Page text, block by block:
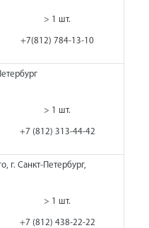
> 1 шт.
+7(812) 784-13-10
> 1 шт.
+7 (812) 313-44-42
г. Санкт-Петербург,
> 1 шт.
+7 (812) 438-22-22